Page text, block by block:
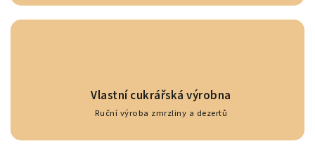
Vlastní cukrářská výrobna
Ruční výroba zmrzliny a dezertů